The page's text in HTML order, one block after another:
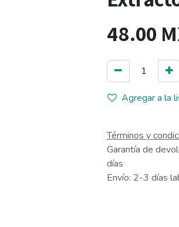
48.00
Agregar a la
Términos y
Garantía de
días
Envío: 2-3 días